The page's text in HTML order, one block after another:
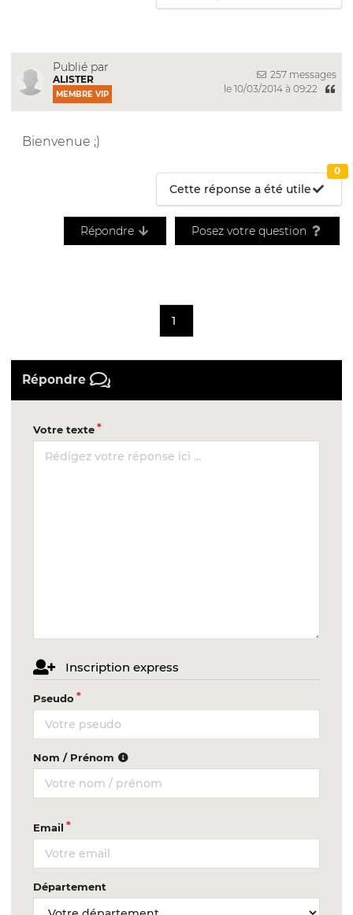
Publié par
ALISTER
MEMBRE VIP
257 messages
le 10/03/2014 à 09:22
Bienvenue ;)
Cette réponse a été utile
0
Répondre Posez votre question
1
Répondre
Votre texte
Inscription express
Pseudo
Nom / Prénom
Email
Département